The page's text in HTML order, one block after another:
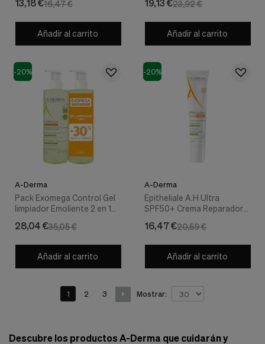
16,47 €
13,18 €
Añadir al carrito
23,92 €
19,13 €
Añadir al carrito
-20%
A-Derma
Pack Exomega Control Gel
limpiador Emoliente 2 en 1
Derma
35,05 €
28,04 €
Añadir al carrito
-20%
A-Derma
Epitheliale A.H Ultra
SPF50+ Crema Reparadora
40 ml. - A-Derma
20,59 €
16,47 €
Añadir al carrito
1 2 3 Mostrar:
Descubre los productos A-Derma que cuidarán y